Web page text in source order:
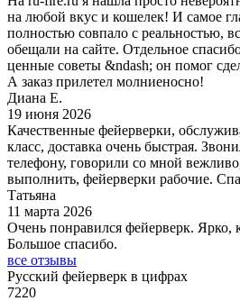
на любой вкус и кошелек! И самое
полностью совпало с реальностью,
обещали на сайте. Отдельное
ценные советы &ndash; он помог
А заказ прилетел молниеносно!
Диана Е.
19 июня 2026
Качественные фейерверки,
класс, доставка очень быстрая.
телефону, говорили со мной
выполнить, фейерверки рабочие.
Татьяна
11 марта 2026
Очень понравился фейерверк. Ярко,
Большое спасибо.
все отзывы
Русский фейерверк в цифрах
7220